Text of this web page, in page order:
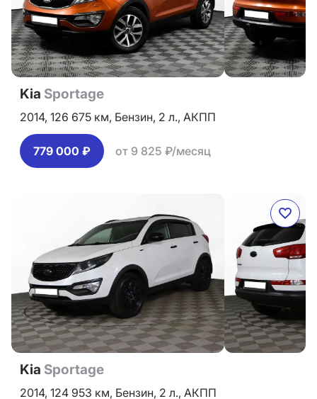
Kia Sportage
2014, 126 675 км, Бензин, 2 л., АКПП
779 000 ₽ от 9 825 ₽/месяц
Kia Sportage
2014, 124 953 км, Бензин, 2 л., АКПП